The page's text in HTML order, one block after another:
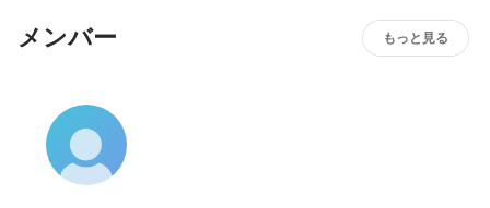
メンバー もっと見る